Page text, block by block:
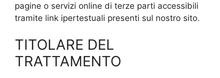
pagine o servizi online di terze parti accessibili
tramite link ipertestuali presenti sul nostro sito.
TITOLARE DEL
TRATTAMENTO